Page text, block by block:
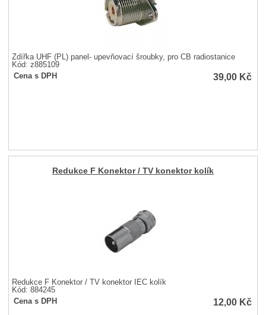
Zdířka UHF (PL) panel- upevňovací šroubky, pro CB radiostanice
Kód: z885109
Cena s DPH
39,00 Kč
Redukce F Konektor / TV konektor kolík
Redukce F Konektor / TV konektor IEC kolík
Kód: 884245
Cena s DPH
12,00 Kč